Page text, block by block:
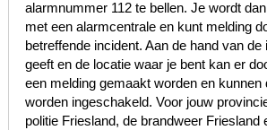
alarmnummer 112 te bellen. Je wordt
met een alarmcentrale en kunt melding
betreffende incident. Aan de hand van de
geeft en de locatie waar je bent kan er
een melding gemaakt worden en kunnen
worden ingeschakeld. Voor jouw
politie Friesland, de brandweer Friesland